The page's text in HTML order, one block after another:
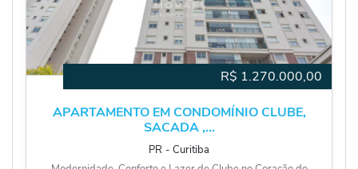
R$ 1.270.000,00
APARTAMENTO EM CONDOMÍNIO CLUBE,
SACADA ,...
PR ‐ Curitiba